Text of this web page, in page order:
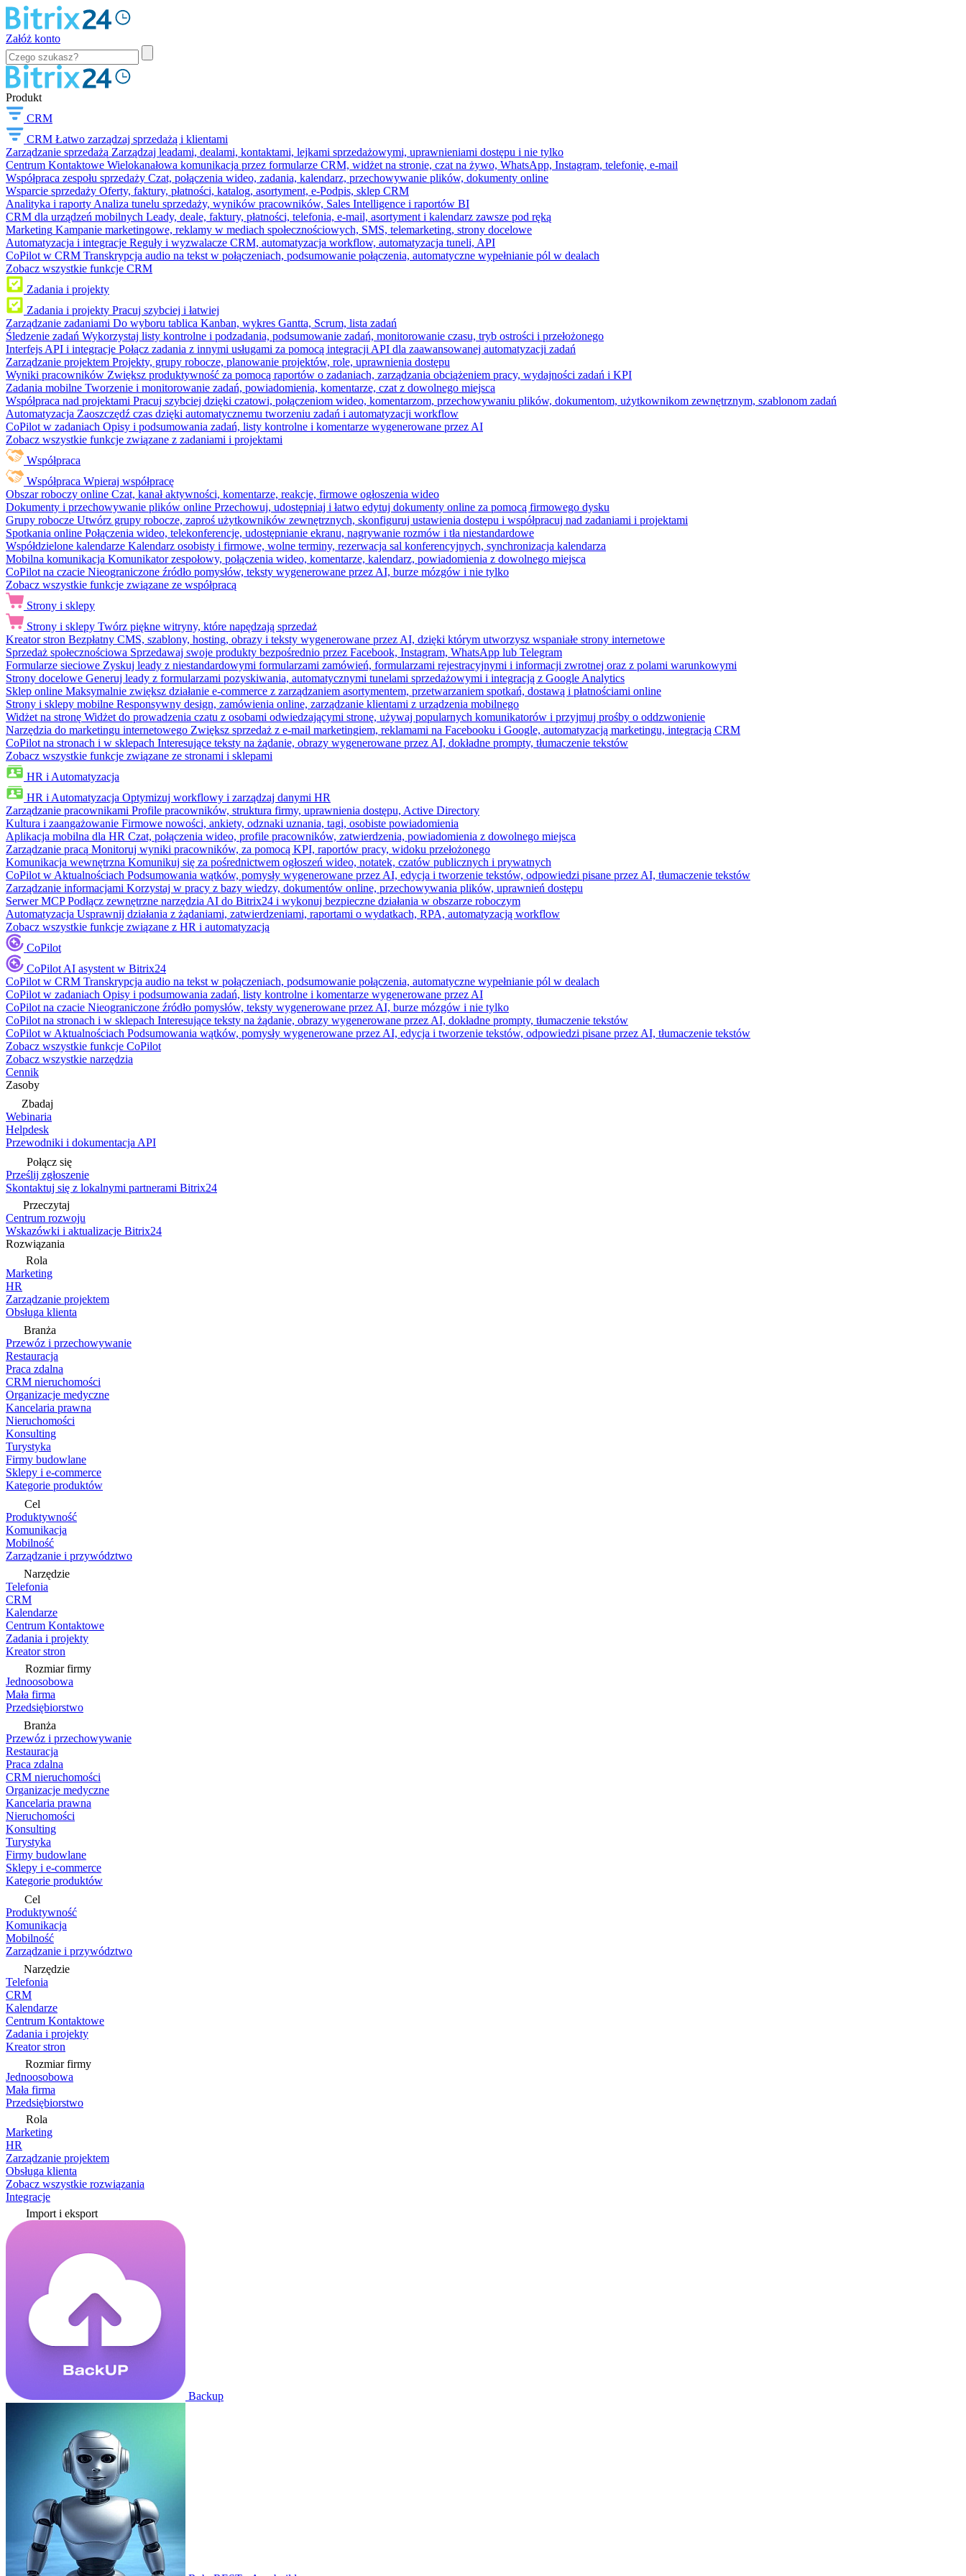
Załóż konto
Produkt
CRM
CRM Łatwo zarządzaj sprzedażą i klientami
Zarządzanie sprzedażą Zarządzaj leadami, dealami, kontaktami, lejkami sprzedażowymi, uprawnieniami dostępu i nie tylko
Centrum Kontaktowe Wielokanałowa komunikacja przez formularze CRM, widżet na stronie, czat na żywo, WhatsApp, Instagram, telefonię, e-mail
Współpraca zespołu sprzedaży Czat, połączenia wideo, zadania, kalendarz, przechowywanie plików, dokumenty online
Wsparcie sprzedaży Oferty, faktury, płatności, katalog, asortyment, e-Podpis, sklep CRM
Analityka i raporty Analiza tunelu sprzedaży, wyników pracowników, Sales Intelligence i raportów BI
CRM dla urządzeń mobilnych Leady, deale, faktury, płatności, telefonia, e-mail, asortyment i kalendarz zawsze pod ręką
Marketing Kampanie marketingowe, reklamy w mediach społecznościowych, SMS, telemarketing, strony docelowe
Automatyzacja i integracje Reguły i wyzwalacze CRM, automatyzacja workflow, automatyzacja tuneli, API
CoPilot w CRM Transkrypcja audio na tekst w połączeniach, podsumowanie połączenia, automatyczne wypełnianie pól w dealach
Zobacz wszystkie funkcje CRM
Zadania i projekty
Zadania i projekty Pracuj szybciej i łatwiej
Zarządzanie zadaniami Do wyboru tablica Kanban, wykres Gantta, Scrum, lista zadań
Śledzenie zadań Wykorzystaj listy kontrolne i podzadania, podsumowanie zadań, monitorowanie czasu, tryb ostrości i przełożonego
Interfejs API i integracje Połącz zadania z innymi usługami za pomocą integracji API dla zaawansowanej automatyzacji zadań
Zarządzanie projektem Projekty, grupy robocze, planowanie projektów, role, uprawnienia dostępu
Wyniki pracowników Zwiększ produktywność za pomocą raportów o zadaniach, zarządzania obciążeniem pracy, wydajności zadań i KPI
Zadania mobilne Tworzenie i monitorowanie zadań, powiadomienia, komentarze, czat z dowolnego miejsca
Współpraca nad projektami Pracuj szybciej dzięki czatowi, połączeniom wideo, komentarzom, przechowywaniu plików, dokumentom, użytkownikom zewnętrznym, szablonom zadań
Automatyzacja Zaoszczędź czas dzięki automatycznemu tworzeniu zadań i automatyzacji workflow
CoPilot w zadaniach Opisy i podsumowania zadań, listy kontrolne i komentarze wygenerowane przez AI
Zobacz wszystkie funkcje związane z zadaniami i projektami
Współpraca
Współpraca Wpieraj współpracę
Obszar roboczy online Czat, kanał aktywności, komentarze, reakcje, firmowe ogłoszenia wideo
Dokumenty i przechowywanie plików online Przechowuj, udostępniaj i łatwo edytuj dokumenty online za pomocą firmowego dysku
Grupy robocze Utwórz grupy robocze, zaproś użytkowników zewnętrznych, skonfiguruj ustawienia dostępu i współpracuj nad zadaniami i projektami
Spotkania online Połączenia wideo, telekonferencje, udostępnianie ekranu, nagrywanie rozmów i tła niestandardowe
Współdzielone kalendarze Kalendarz osobisty i firmowe, wolne terminy, rezerwacja sal konferencyjnych, synchronizacja kalendarza
Mobilna komunikacja Komunikator zespołowy, połączenia wideo, komentarze, kalendarz, powiadomienia z dowolnego miejsca
CoPilot na czacie Nieograniczone źródło pomysłów, teksty wygenerowane przez AI, burze mózgów i nie tylko
Zobacz wszystkie funkcje związane ze współpracą
Strony i sklepy
Strony i sklepy Twórz piękne witryny, które napędzają sprzedaż
Kreator stron Bezpłatny CMS, szablony, hosting, obrazy i teksty wygenerowane przez AI, dzięki którym utworzysz wspaniałe strony internetowe
Sprzedaż społecznościowa Sprzedawaj swoje produkty bezpośrednio przez Facebook, Instagram, WhatsApp lub Telegram
Formularze sieciowe Zyskuj leady z niestandardowymi formularzami zamówień, formularzami rejestracyjnymi i informacji zwrotnej oraz z polami warunkowymi
Strony docelowe Generuj leady z formularzami pozyskiwania, automatycznymi tunelami sprzedażowymi i integracją z Google Analytics
Sklep online Maksymalnie zwiększ działanie e-commerce z zarządzaniem asortymentem, przetwarzaniem spotkań, dostawą i płatnościami online
Strony i sklepy mobilne Responsywny design, zamówienia online, zarządzanie klientami z urządzenia mobilnego
Widżet na stronę Widżet do prowadzenia czatu z osobami odwiedzającymi stronę, używaj popularnych komunikatorów i przyjmuj prośby o oddzwonienie
Narzędzia do marketingu internetowego Zwiększ sprzedaż z e-mail marketingiem, reklamami na Facebooku i Google, automatyzacją marketingu, integracją CRM
CoPilot na stronach i w sklepach Interesujące teksty na żądanie, obrazy wygenerowane przez AI, dokładne prompty, tłumaczenie tekstów
Zobacz wszystkie funkcje związane ze stronami i sklepami
HR i Automatyzacja
HR i Automatyzacja Optymizuj workflowy i zarządzaj danymi HR
Zarządzanie pracownikami Profile pracowników, struktura firmy, uprawnienia dostępu, Active Directory
Kultura i zaangażowanie Firmowe nowości, ankiety, odznaki uznania, tagi, osobiste powiadomienia
Aplikacja mobilna dla HR Czat, połączenia wideo, profile pracowników, zatwierdzenia, powiadomienia z dowolnego miejsca
Zarządzanie pracą Monitoruj wyniki pracowników, za pomocą KPI, raportów pracy, widoku przełożonego
Komunikacja wewnętrzna Komunikuj się za pośrednictwem ogłoszeń wideo, notatek, czatów publicznych i prywatnych
CoPilot w Aktualnościach Podsumowania wątków, pomysły wygenerowane przez AI, edycja i tworzenie tekstów, odpowiedzi pisane przez AI, tłumaczenie tekstów
Zarządzanie informacjami Korzystaj w pracy z bazy wiedzy, dokumentów online, przechowywania plików, uprawnień dostępu
Serwer MCP Podłącz zewnętrzne narzędzia AI do Bitrix24 i wykonuj bezpieczne działania w obszarze roboczym
Automatyzacja Usprawnij działania z żądaniami, zatwierdzeniami, raportami o wydatkach, RPA, automatyzacją workflow
Zobacz wszystkie funkcje związane z HR i automatyzacją
CoPilot
CoPilot AI asystent w Bitrix24
CoPilot w CRM Transkrypcja audio na tekst w połączeniach, podsumowanie połączenia, automatyczne wypełnianie pól w dealach
CoPilot w zadaniach Opisy i podsumowania zadań, listy kontrolne i komentarze wygenerowane przez AI
CoPilot na czacie Nieograniczone źródło pomysłów, teksty wygenerowane przez AI, burze mózgów i nie tylko
CoPilot na stronach i w sklepach Interesujące teksty na żądanie, obrazy wygenerowane przez AI, dokładne prompty, tłumaczenie tekstów
CoPilot w Aktualnościach Podsumowania wątków, pomysły wygenerowane przez AI, edycja i tworzenie tekstów, odpowiedzi pisane przez AI, tłumaczenie tekstów
Zobacz wszystkie funkcje CoPilot
Zobacz wszystkie narzędzia
Cennik
Zasoby
Zbadaj
Webinaria
Helpdesk
Przewodniki i dokumentacja API
Połącz się
Prześlij zgłoszenie
Skontaktuj się z lokalnymi partnerami Bitrix24
Przeczytaj
Centrum rozwoju
Wskazówki i aktualizacje Bitrix24
Rozwiązania
Rola
Marketing
HR
Zarządzanie projektem
Obsługa klienta
Branża
Przewóz i przechowywanie
Restauracja
Praca zdalna
CRM nieruchomości
Organizacje medyczne
Kancelaria prawna
Nieruchomości
Konsulting
Turystyka
Firmy budowlane
Sklepy i e-commerce
Kategorie produktów
Cel
Produktywność
Komunikacja
Mobilność
Zarządzanie i przywództwo
Narzędzie
Telefonia
CRM
Kalendarze
Centrum Kontaktowe
Zadania i projekty
Kreator stron
Rozmiar firmy
Jednoosobowa
Mała firma
Przedsiębiorstwo
Branża
Przewóz i przechowywanie
Restauracja
Praca zdalna
CRM nieruchomości
Organizacje medyczne
Kancelaria prawna
Nieruchomości
Konsulting
Turystyka
Firmy budowlane
Sklepy i e-commerce
Kategorie produktów
Cel
Produktywność
Komunikacja
Mobilność
Zarządzanie i przywództwo
Narzędzie
Telefonia
CRM
Kalendarze
Centrum Kontaktowe
Zadania i projekty
Kreator stron
Rozmiar firmy
Jednoosobowa
Mała firma
Przedsiębiorstwo
Rola
Marketing
HR
Zarządzanie projektem
Obsługa klienta
Zobacz wszystkie rozwiązania
Integracje
Import i eksport
Backup